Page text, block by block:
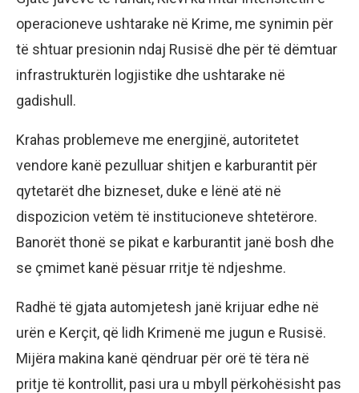
operacioneve ushtarake në Krime, me synimin për
të shtuar presionin ndaj Rusisë dhe për të dëmtuar
infrastrukturën logjistike dhe ushtarake në
gadishull.
Krahas problemeve me energjinë, autoritetet
vendore kanë pezulluar shitjen e karburantit për
qytetarët dhe bizneset, duke e lënë atë në
dispozicion vetëm të institucioneve shtetërore.
Banorët thonë se pikat e karburantit janë bosh dhe
se çmimet kanë pësuar rritje të ndjeshme.
Radhë të gjata automjetesh janë krijuar edhe në
urën e Kerçit, që lidh Krimenë me jugun e Rusisë.
Mijëra makina kanë qëndruar për orë të tëra në
pritje të kontrollit, pasi ura u mbyll përkohësisht pas